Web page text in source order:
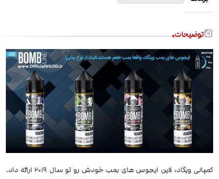
توضیحات
کمپانی ویگاد، لاین ایجوس های بمب خودش رو تو سال 2019 ارائه داد.